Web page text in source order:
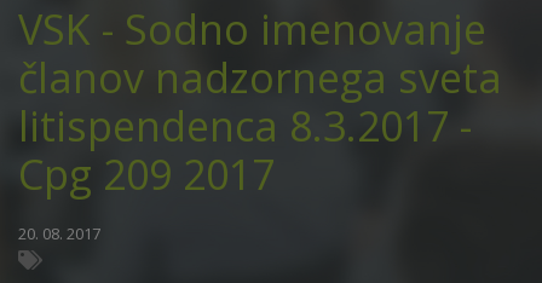
VSK - Sodno imenovanje
članov nadzornega sveta
litispendenca 8.3.2017 -
Cpg 209 2017
20. 08. 2017